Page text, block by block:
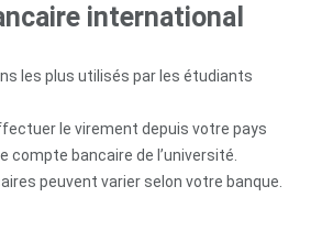
international
les plus utilisés par les étudiants
le virement depuis votre pays
compte bancaire de l’université.
peuvent varier selon votre banque.